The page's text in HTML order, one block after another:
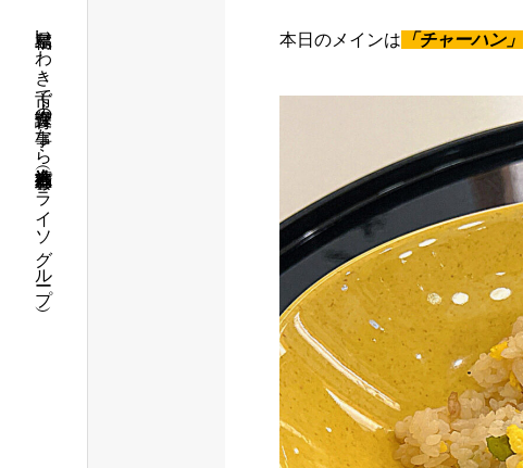
福島県いわき市で介護・保育の事なら社会福祉法人 五彩会（パライソグループ） 本日のメインは 「 チャーハン」